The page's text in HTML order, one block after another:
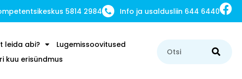
Info ja usaldusliin 644 6440
5814 2984
leida abi?
Lugemissoovitused
kuu erisündmus